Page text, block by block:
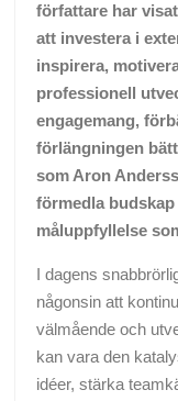
författare har
att investera i
inspirera,
professionell
engagemang,
förlängningen
som Aron
förmedla
måluppfyllelse
I dagens
någonsin att
välmående och
kan vara den
idéer, stärka